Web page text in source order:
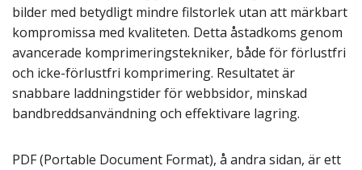
bilder med betydligt mindre filstorlek utan att märkbart
kompromissa med kvaliteten. Detta åstadkoms genom
avancerade komprimeringstekniker, både för förlustfri
och icke-förlustfri komprimering. Resultatet är
snabbare laddningstider för webbsidor, minskad
bandbreddsanvändning och effektivare lagring.
PDF (Portable Document Format), å andra sidan, är ett